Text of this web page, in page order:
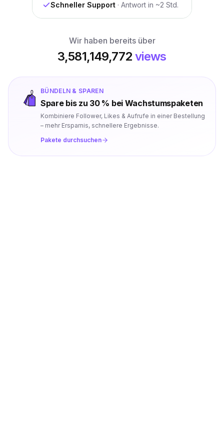
Schneller Support · Antwort in ~2 Std.
Wir haben bereits über
3,581,149,772 views
BÜNDELN & SPAREN
Spare bis zu 30 % bei Wachstumspaketen
Kombiniere Follower, Likes & Aufrufe in einer Bestellung
– mehr Ersparnis, schnellere Ergebnisse.
Pakete durchsuchen